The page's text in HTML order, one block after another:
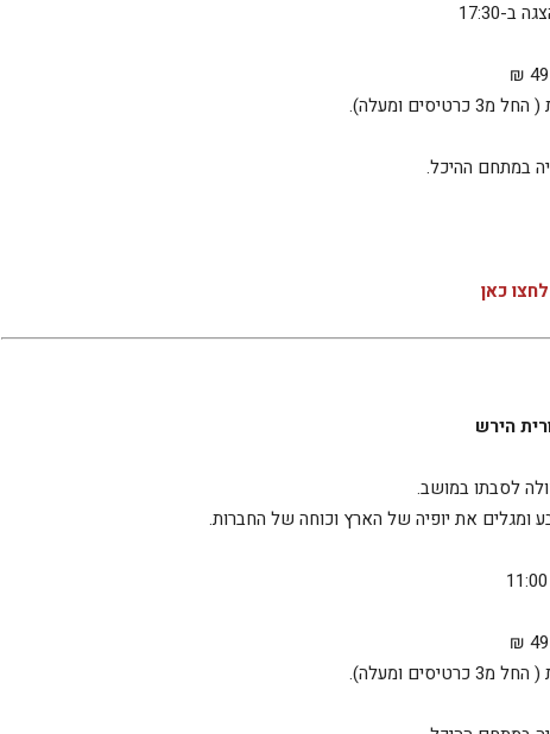
ומעלה).
במתחם ההיכל.
לחצו כאן
הירש
לסבתו במושב.
ומגלים את יופיה של הארץ וכוחה של החברות.
ומעלה).